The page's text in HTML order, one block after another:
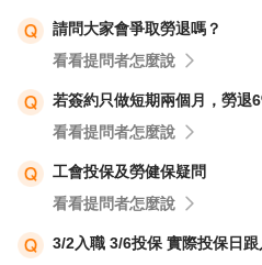
請問大家會爭取勞退嗎？
看看提問者怎麼說
若簽約只做短期兩個月，勞退
看看提問者怎麼說
工會投保及勞健保疑問
看看提問者怎麼說
3/2入職 3/6投保 實際投保日